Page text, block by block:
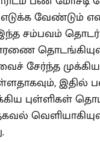
வேண்டும்
சம்பவம்
சேர்ந்த
இதில்
புள்ளிகள்